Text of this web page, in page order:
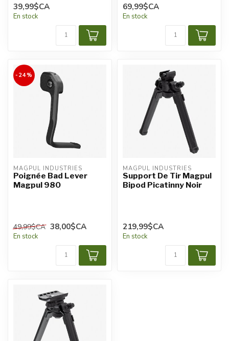
39,99$CA
En stock
69,99$CA
En stock
-24%
MAGPUL INDUSTRIES
Poignée Bad Lever
Magpul 980
49,99$CA 38,00$CA
En stock
MAGPUL INDUSTRIES
Support De Tir Magpul
Bipod Picatinny Noir
219,99$CA
En stock